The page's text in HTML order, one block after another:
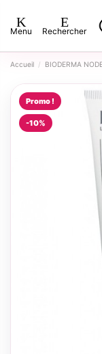
Menu Rechercher
Accueil BIODERMA
Promo !
-10%